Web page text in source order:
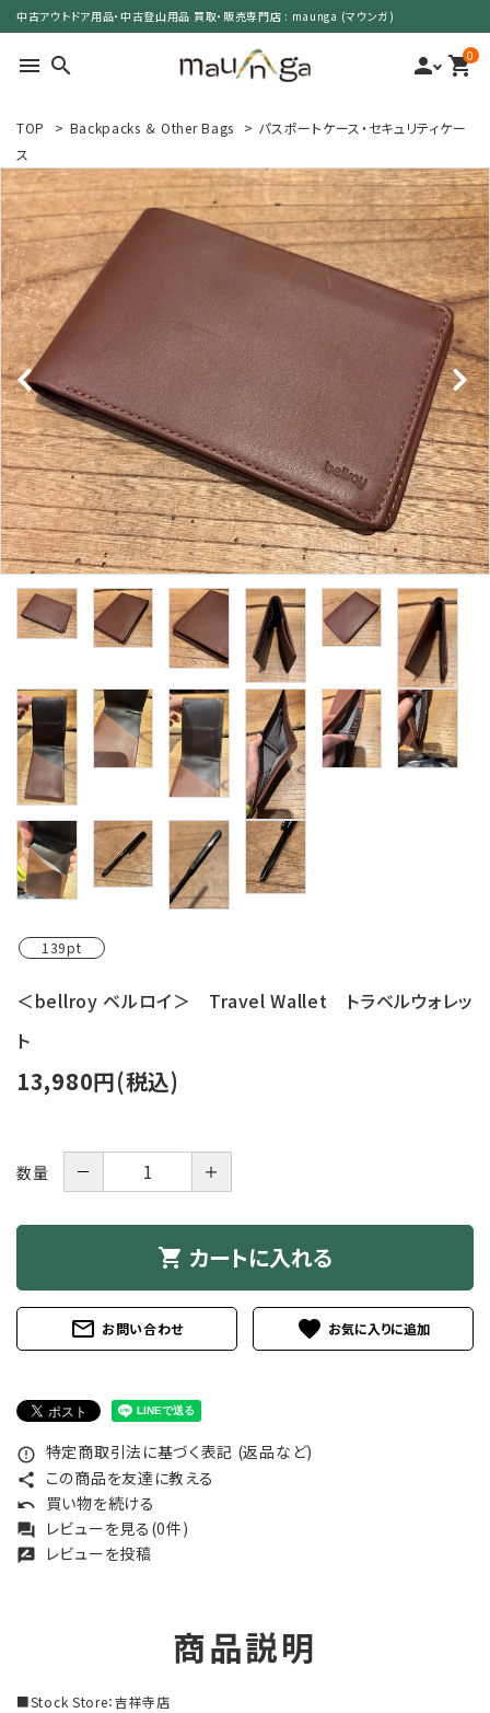
中古アウトドア用品・中古登山用品 買取・販売専門店 : maunga (マウンガ)
menu search person 0
shopping_cart
search
カテゴリーで選ぶ
サイズで選ぶ
特集で選ぶ
価格で選ぶ
買取案内
レンタル・修理
店舗情報
POLICY
ACCOUNT MENU
ようこそ ゲスト 様
meeting_room ログイン person 新規会員登録
TOP > Backpacks ＆ Other Bags > パスポートケース・セキュリティケー
ス
139pt
＜bellroy ベルロイ＞ Travel Wallet トラベルウォレッ
ト
13,980円(税込)
数量 － ＋
shopping_cart カートに入れる
mail_outline お問い合わせ favorite
error_outline 特定商取引法に基づく表記 (返品など)
share この商品を友達に教える
undo 買い物を続ける
forum レビューを見る(0件)
rate_review レビューを投稿
商品説明
■Stock Store：吉祥寺店